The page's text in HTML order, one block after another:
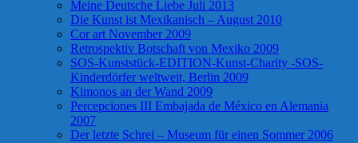
Meine Deutsche Liebe Juli 2013
Die Kunst ist Mexikanisch – August 2010
Cor art November 2009
Retrospektiv Botschaft von Mexiko 2009
SOS-Kunststück-EDITION-Kunst-Charity -SOS-
Kinderdörfer weltweit, Berlin 2009
Kimonos an der Wand 2009
Percepciones III Embajada de México en Alemania
2007
Der letzte Schrei – Museum für einen Sommer 2006